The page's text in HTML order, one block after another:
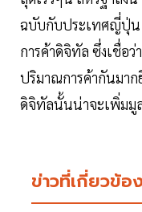
ฉบับกับประเทศญี่ปุ่น
การค้าดิจิทัล ซึ่งเชื่อ
ปริมาณการค้ากันมาก
ดิจิทัลนั้นน่าจะเพิ่มมู
ข่าวที่เกี่ยวข้อ